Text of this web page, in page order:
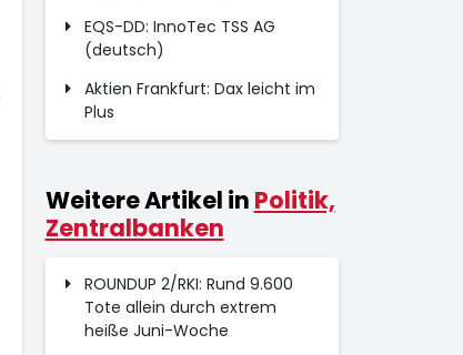
EQS-DD: InnoTec TSS AG
(deutsch)
Aktien Frankfurt: Dax leicht im
Plus
Weitere Artikel in Politik,
Zentralbanken
ROUNDUP 2/RKI: Rund 9.600
Tote allein durch extrem
heiße Juni-Woche